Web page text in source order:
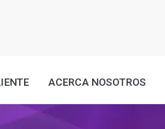
ACERCA NOSOTROS